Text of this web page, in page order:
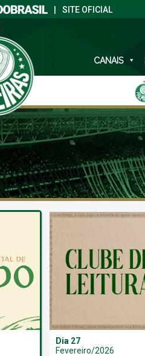
SITE OFICIAL
CANAIS
Dia 27
Fevereiro/2026